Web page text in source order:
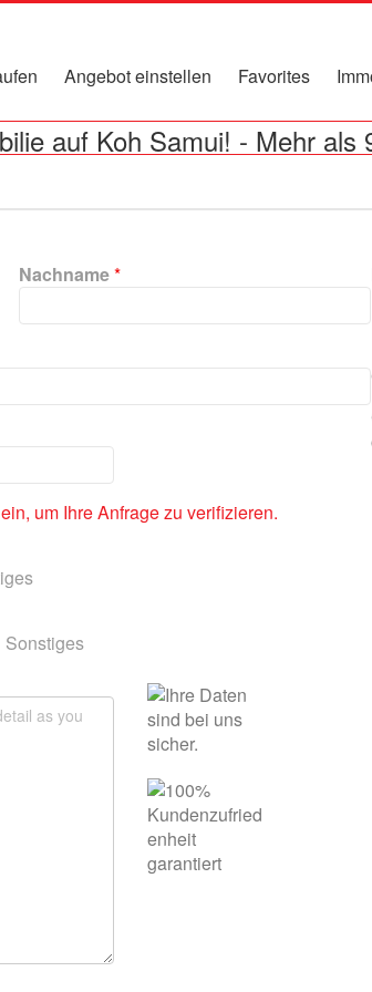
Angebot einstellen Favorites
auf Koh Samui! - Mehr als
Nachname*
um Ihre Anfrage zu verifizieren.
Sonstiges